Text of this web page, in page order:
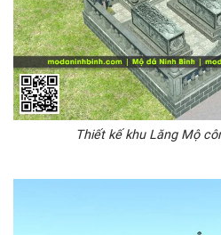
Thiết kế khu Lăng Mộ